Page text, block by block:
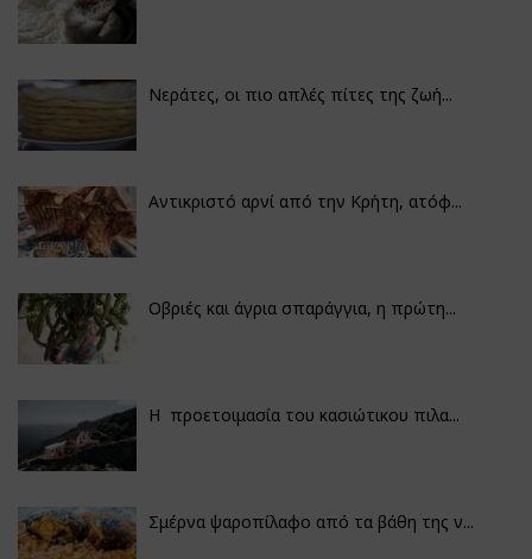
Νεράτες, οι πιο απλές πίτες της ζωή...
Αντικριστό αρνί από την Κρήτη, ατόφ...
Οβριές και άγρια σπαράγγια, η πρώτη...
Η προετοιμασία του κασιώτικου πιλα...
Σμέρνα ψαροπίλαφο από τα βάθη της ν...